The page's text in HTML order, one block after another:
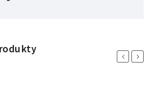
PreviousNext